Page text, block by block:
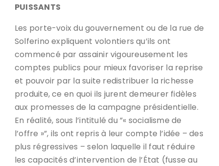
PUISSANTS
Les porte-voix du gouvernement ou de la rue de
Solferino expliquent volontiers qu’ils ont
commencé par assainir vigoureusement les
comptes publics pour mieux favoriser la reprise
et pouvoir par la suite redistribuer la richesse
produite, ce en quoi ils jurent demeurer fidèles
aux promesses de la campagne présidentielle.
En réalité, sous l’intitulé du ”« socialisme de
l’offre »”, ils ont repris à leur compte l’idée – des
plus régressives – selon laquelle il faut réduire
les capacités d’intervention de l’État (fusse au